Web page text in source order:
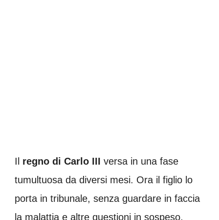
Il regno di Carlo III versa in una fase
tumultuosa da diversi mesi. Ora il figlio lo
porta in tribunale, senza guardare in faccia
la malattia e altre questioni in sospeso.